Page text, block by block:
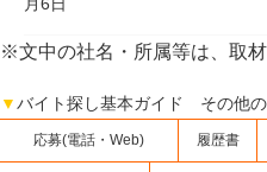
※文中の社名・所属等は、取
▼バイト探し基本ガイド その他の
応募(電話・Web) 履歴書